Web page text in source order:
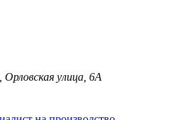
Орловская улица, 6А